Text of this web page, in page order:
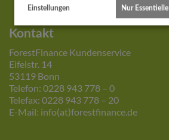
Kontakt
ForestFinance Kundenservice
Eifelstr. 14
53119 Bonn
Telefon: 0228 943 778 – 0
Telefax: 0228 943 778 – 20
E-Mail: info(at)forestfinance.de
Einstellungen Nur Essentielle